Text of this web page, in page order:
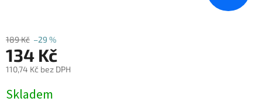
189 Kč –29 %
134 Kč
110,74 Kč bez DPH
cena:
Skladem